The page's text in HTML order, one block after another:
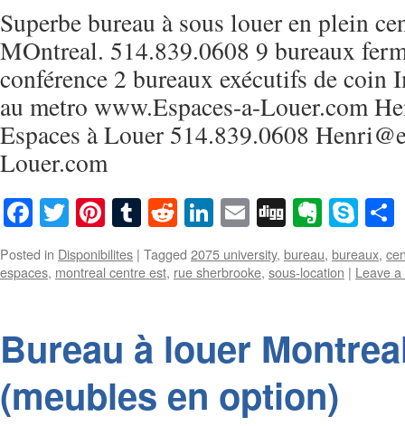
Superbe bureau à sous louer en plein
MOntreal. 514.839.0608 9 bureaux
conférence 2 bureaux exécutifs de coin
au metro www.Espaces-a-Louer.com
Espaces à Louer 514.839.0608
Louer.com
Facebook
TwitterPinterest
Tumblr
RedditLinkedIn
EmailDigg
Posted in Disponibilites | Tagged 2075 university, bureau, bureaux,
espaces, montreal centre est, rue sherbrooke, sous-location | Leave
Bureau à louer
(meubles en option)